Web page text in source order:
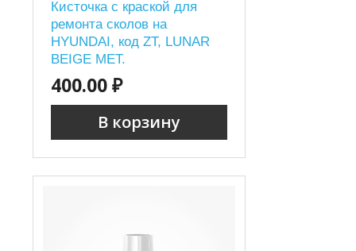
Кисточка с краской для
ремонта сколов на
HYUNDAI, код ZT, LUNAR
BEIGE MET.
400.00 ₽
В корзину